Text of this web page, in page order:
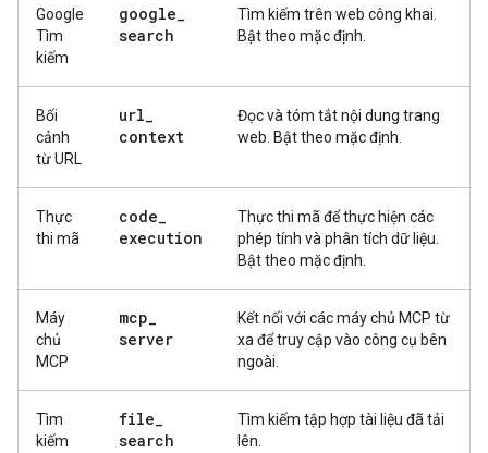
Google
Tìm
kiếm
google_
search
Tìm kiếm trên web công khai.
Bật theo mặc định.
Bối
cảnh
từ URL
url_
context
Đọc và tóm tắt nội dung trang
web. Bật theo mặc định.
Thực
thi mã
code_
execution
Thực thi mã để thực hiện các
phép tính và phân tích dữ liệu.
Bật theo mặc định.
Máy
chủ
MCP
mcp_
server
Kết nối với các máy chủ MCP từ
xa để truy cập vào công cụ bên
ngoài.
Tìm
kiếm
file_
search
Tìm kiếm tập hợp tài liệu đã tải
lên.